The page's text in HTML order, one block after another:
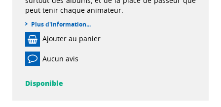
peut tenir chaque animateur.
Plus d'information...
Ajouter au panier
Aucun avis
Disponible